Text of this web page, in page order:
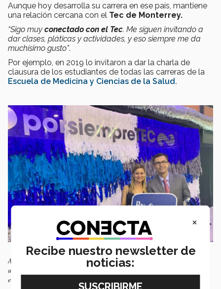
Aunque hoy desarrolla su carrera en ese país, mantiene
una relación cercana con el Tec de Monterrey.
“Sigo muy conectado con el Tec. Me siguen invitando a
dar clases, pláticas y actividades, y eso siempre me da
muchísimo gusto”.
Por ejemplo, en 2019 lo invitaron a dar la charla de
clausura de los estudiantes de todas las carreras de la
Escuela de Medicina y Ciencias de la Salud.
Amescua estudió Medicina en el Tec y mantiene vínculo con su
universidad. En la foto, junto a su esposa durante una charla con
estudiantes de Ciencias de la Salud en Monterrey.(Foto: Cortesía).
×
Recibe nuestro newsletter de
noticias: